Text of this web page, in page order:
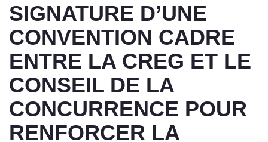
SIGNATURE D’UNE
CONVENTION CADRE
ENTRE LA CREG ET LE
CONSEIL DE LA
CONCURRENCE POUR
RENFORCER LA